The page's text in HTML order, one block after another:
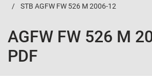
STB AGFW FW 526 M 2006-12
AGFW FW 526 M
PDF